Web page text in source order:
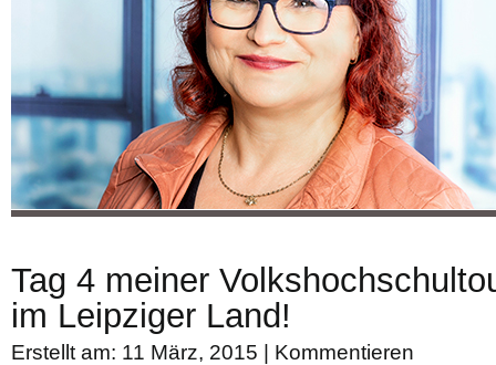
Tag 4 meiner
im Leipziger Land!
Erstellt am: 11 März, 2015 | Kommentieren